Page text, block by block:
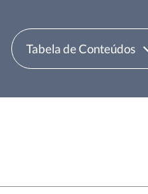
Tabela de Conteúdos